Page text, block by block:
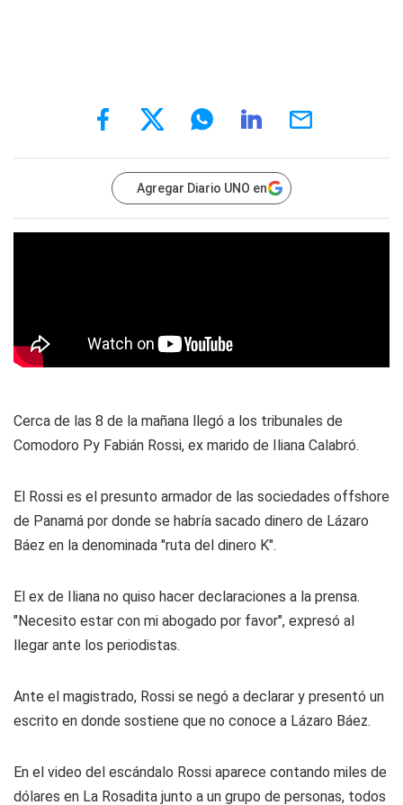
Agregar Diario UNO en
Cerca de las 8 de la mañana llegó a los tribunales de
Comodoro Py Fabián Rossi, ex marido de Iliana Calabró.
El Rossi es el presunto armador de las sociedades offshore
de Panamá por donde se habría sacado dinero de Lázaro
Báez en la denominada "ruta del dinero K".
El ex de Iliana no quiso hacer declaraciones a la prensa.
"Necesito estar con mi abogado por favor", expresó al
llegar ante los periodistas.
Ante el magistrado, Rossi se negó a declarar y presentó un
escrito en donde sostiene que no conoce a Lázaro Báez.
En el video del escándalo Rossi aparece contando miles de
dólares en La Rosadita junto a un grupo de personas, todos